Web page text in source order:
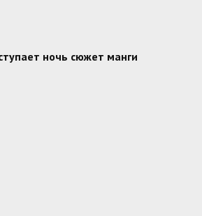
ночь сюжет манги